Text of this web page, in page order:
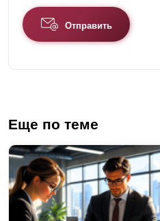
Отправить
Еще по теме